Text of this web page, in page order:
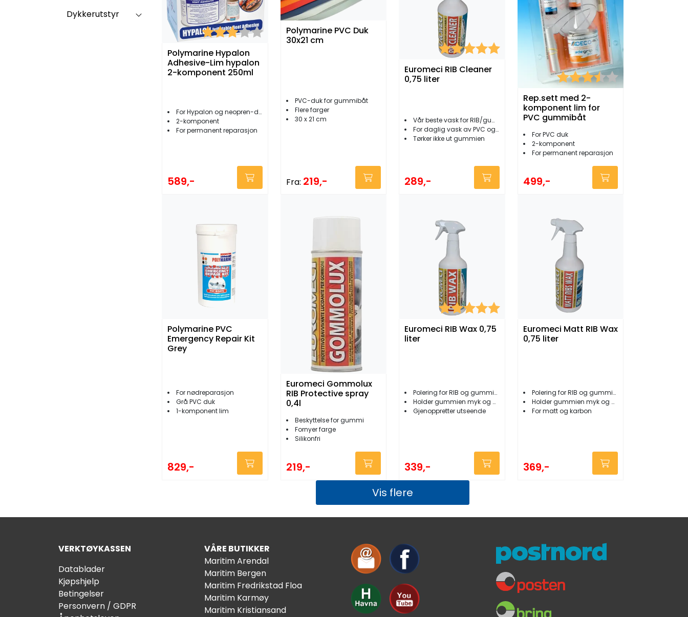
Dykkerutstyr
Karakter:
3.0 av 5 mulige
Polymarine Hypalon
Adhesive-Lim hypalon
2-komponent 250ml
For Hypalon og neopren-duk
2-komponent
For permanent reparasjon
589,-
Polymarine PVC Duk
30x21 cm
PVC-duk for gummibåt
Flere farger
30 x 21 cm
Fra: 219,-
Karakter:
5.0 av 5 mulige
Euromeci RIB Cleaner
0,75 liter
Vår beste vask for RIB/gummibåt/fender
For daglig vask av PVC og Hypalon
Tørker ikke ut gummien
289,-
Karakter:
3.8 av 5 mulige
Rep.sett med 2-
komponent lim for
PVC gummibåt
For PVC duk
2-komponent
For permanent reparasjon
499,-
Polymarine PVC
Emergency Repair Kit
Grey
For nødreparasjon
Grå PVC duk
1-komponent lim
829,-
Euromeci Gommolux
RIB Protective spray
0,4l
Beskyttelse for gummi
Fornyer farge
Silikonfri
219,-
Karakter:
5.0 av 5 mulige
Euromeci RIB Wax 0,75
liter
Polering for RIB og gummibåt
Holder gummien myk og beskyttet
Gjenoppretter utseende
339,-
Euromeci Matt RIB Wax
0,75 liter
Polering for RIB og gummibåt
Holder gummien myk og beskyttet
For matt og karbon
369,-
Vis flere
VERKTØYKASSEN
Datablader
Kjøpshjelp
Betingelser
Personvern / GDPR
VÅRE BUTIKKER
Maritim Arendal
Maritim Bergen
Maritim Fredrikstad Floa
Maritim Karmøy
Maritim Kristiansand